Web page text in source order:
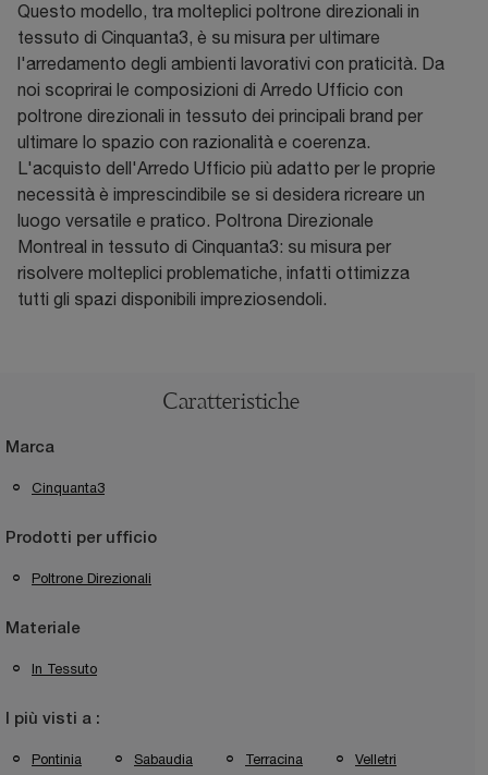
Questo modello, tra molteplici poltrone direzionali in
tessuto di Cinquanta3, è su misura per ultimare
l'arredamento degli ambienti lavorativi con praticità. Da
noi scoprirai le composizioni di Arredo Ufficio con
poltrone direzionali in tessuto dei principali brand per
ultimare lo spazio con razionalità e coerenza.
L'acquisto dell'Arredo Ufficio più adatto per le proprie
necessità è imprescindibile se si desidera ricreare un
luogo versatile e pratico. Poltrona Direzionale
Montreal in tessuto di Cinquanta3: su misura per
risolvere molteplici problematiche, infatti ottimizza
tutti gli spazi disponibili impreziosendoli.
Caratteristiche
Marca
Cinquanta3
Prodotti per ufficio
Poltrone Direzionali
Materiale
In Tessuto
I più visti a :
Pontinia Sabaudia Terracina Velletri